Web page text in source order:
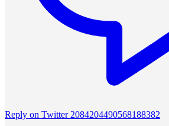
Reply on Twitter 2084204490568188382